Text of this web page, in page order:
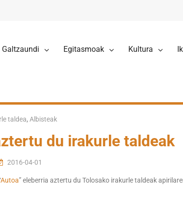
Galtzaundi Egitasmoak Kultura
taldea, Albisteak
du irakurle taldeak
2016-04-01
Autoa” eleberria aztertu du Tolosako irakurle taldeak